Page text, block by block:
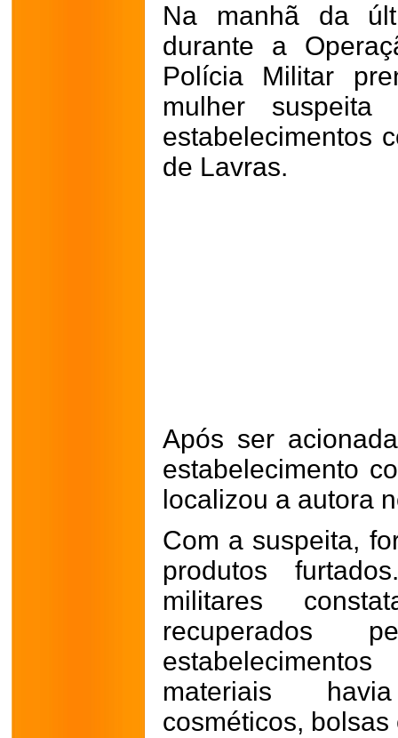
Na manhã da
durante a
Polícia Militar
mulher
estabelecimentos
de Lavras.
Após ser
estabelecimento
localizou a autora
Com a suspeita,
produtos
militares
recuperados
materiais
cosméticos,